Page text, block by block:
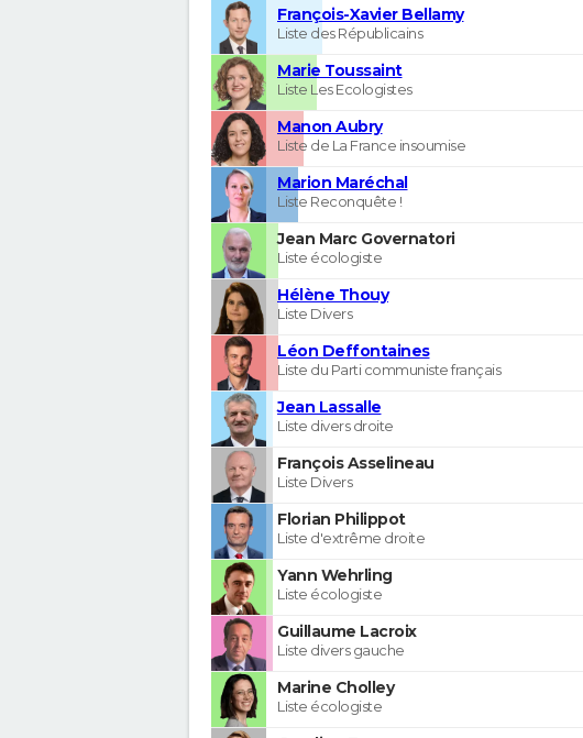
François-Xavier Bellamy
Liste des Républicains
Marie Toussaint
Liste Les Ecologistes
Manon Aubry
Liste de La France insoumise
Marion Maréchal
Liste Reconquête !
Jean Marc Governatori
Liste écologiste
Hélène Thouy
Liste Divers
Léon Deffontaines
Liste du Parti communiste français
Jean Lassalle
Liste divers droite
François Asselineau
Liste Divers
Florian Philippot
Liste d'extrême droite
Yann Wehrling
Liste écologiste
Guillaume Lacroix
Liste divers gauche
Marine Cholley
Liste écologiste